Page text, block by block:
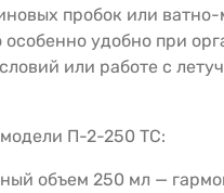
пробок или
особенно удобно при
или работе с
П-2-250 ТС:
объем 250 мл —